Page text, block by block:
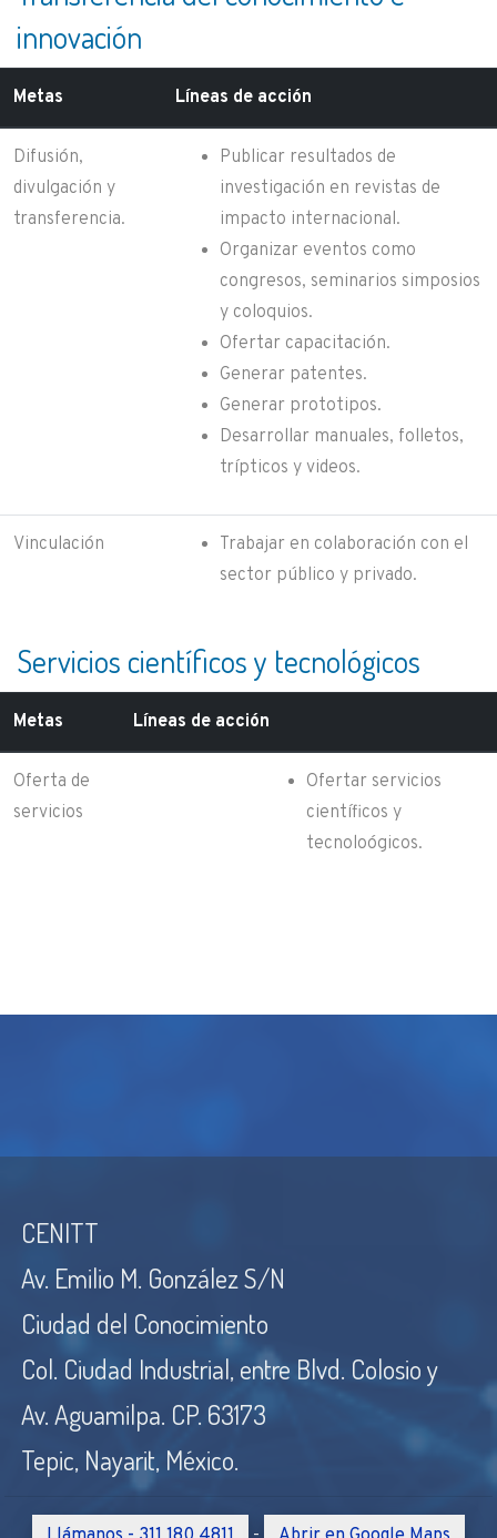
innovación
Metas Líneas de acción
Difusión,
divulgación y
transferencia.
Publicar resultados de
investigación en revistas de
impacto internacional.
Organizar eventos como
congresos, seminarios simposios
y coloquios.
Ofertar capacitación.
Generar patentes.
Generar prototipos.
Desarrollar manuales, folletos,
trípticos y videos.
Vinculación
Trabajar en colaboración con el
sector público y privado.
Servicios científicos y tecnológicos
Metas Líneas de acción
Oferta de
servicios
Ofertar servicios
científicos y
tecnoloógicos.
CENITT
Av. Emilio M. González S/N
Ciudad del Conocimiento
Col. Ciudad Industrial, entre Blvd. Colosio y
Av. Aguamilpa. CP. 63173
Tepic, Nayarit, México.